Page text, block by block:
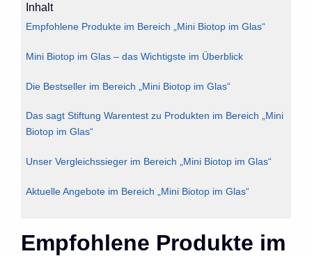
Inhalt
Empfohlene Produkte im Bereich „Mini Biotop im Glas“
Mini Biotop im Glas – das Wichtigste im Überblick
Die Bestseller im Bereich „Mini Biotop im Glas“
Das sagt Stiftung Warentest zu Produkten im Bereich „Mini
Biotop im Glas“
Unser Vergleichssieger im Bereich „Mini Biotop im Glas“
Aktuelle Angebote im Bereich „Mini Biotop im Glas“
Empfohlene Produkte im